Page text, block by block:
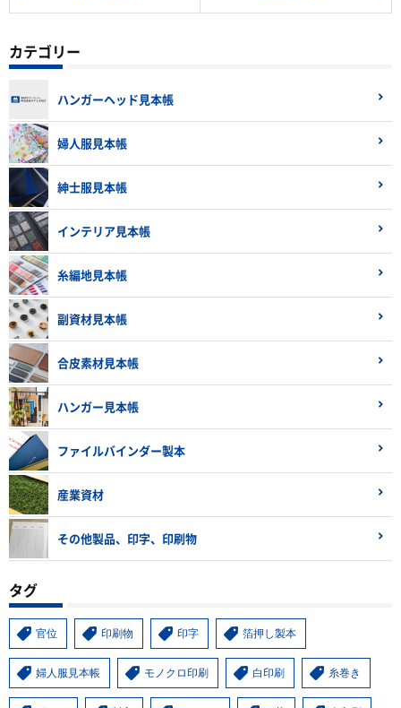
カテゴリー
ハンガーヘッド見本帳
婦人服見本帳
紳士服見本帳
インテリア見本帳
糸編地見本帳
副資材見本帳
合皮素材見本帳
ハンガー見本帳
ファイルバインダー製本
産業資材
その他製品、印字、印刷物
タグ
官位 印刷物 印字 箔押し製本
婦人服見本帳 モノクロ印刷 白印刷 糸巻き